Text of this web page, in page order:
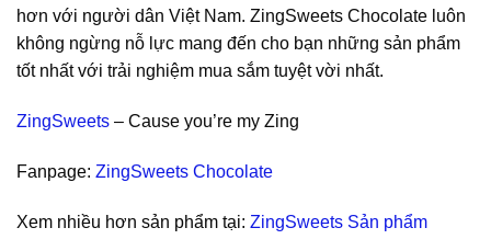
hơn với người dân Việt Nam. ZingSweets Chocolate luôn
không ngừng nỗ lực mang đến cho bạn những sản phẩm
tốt nhất với trải nghiệm mua sắm tuyệt vời nhất.
ZingSweets – Cause you’re my Zing
Fanpage: ZingSweets Chocolate
Xem nhiều hơn sản phẩm tại: ZingSweets Sản phẩm